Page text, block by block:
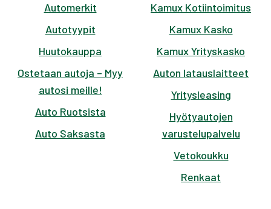
Automerkit
Autotyypit
Huutokauppa
Ostetaan autoja – Myy
autosi meille!
Auto Ruotsista
Auto Saksasta
Kamux Kotiintoimitus
Kamux Kasko
Kamux Yrityskasko
Auton latauslaitteet
Yritysleasing
Hyötyautojen
varustelupalvelu
Vetokoukku
Renkaat